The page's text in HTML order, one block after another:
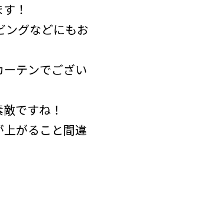
！
ングなどにもお
テンでござい
ですね！
がること間違